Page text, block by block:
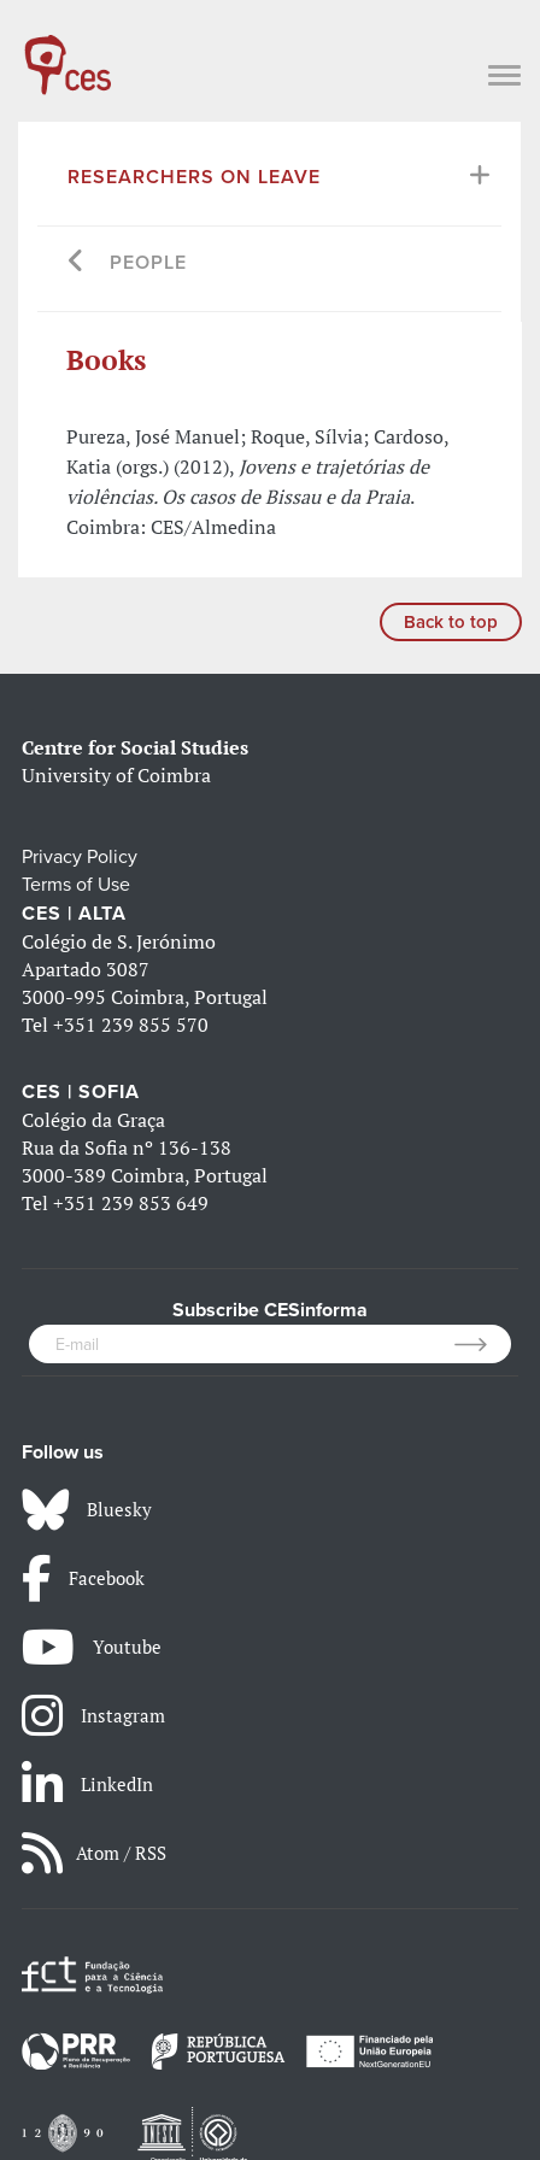
RESEARCHERS ON LEAVE
PEOPLE
Books
Pureza, José Manuel; Roque, Sílvia; Cardoso,
Katia (orgs.) (2012), Jovens e trajetórias de
violências. Os casos de Bissau e da Praia.
Coimbra: CES/Almedina
Back to top
Centre for Social Studies
University of Coimbra
Privacy Policy
Terms of Use
CES | ALTA
Colégio de S. Jerónimo
Apartado 3087
3000-995 Coimbra, Portugal
Tel +351 239 855 570
CES | SOFIA
Colégio da Graça
Rua da Sofia nº 136-138
3000-389 Coimbra, Portugal
Tel +351 239 853 649
Subscribe CESinforma
Follow us
Bluesky
Facebook
Youtube
Instagram
LinkedIn
Atom / RSS